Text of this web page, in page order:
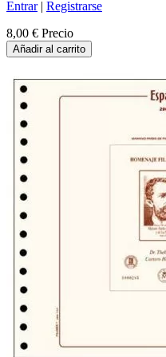
Entrar| Registrarse
8,00 € Precio
Añadir al carrito